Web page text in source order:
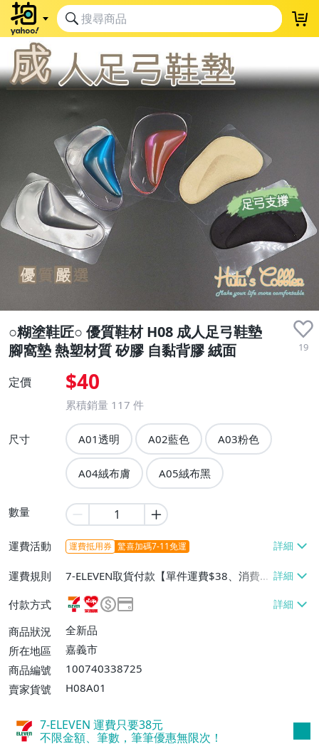
○糊塗鞋匠○ 優質鞋材 H08 成人足弓鞋墊
腳窩墊 熱塑材質 矽膠 自黏背膠 絨面
19
定價 $40
累積銷量 117 件
尺寸 A01透明 A02藍色 A03粉色
A04絨布膚 A05絨布黑
數量
運費活動 運費抵用券 驚喜加碼7-11免運
運費規則
7-ELEVEN取貨付款【單件運費$38、消費滿
$800免運費】、萊爾富取貨付款【單件運
費$60、消費滿$800免運費】、宅配/貨運
【單件運費$70、消費滿$800免運費】、面
交/自取/不寄送【免運費】
付款方式
商品狀況
全新品
所在地區
嘉義市
商品編號
100740338725
賣家貨號
H08A01
7-ELEVEN 運費只要38元
不限金額、筆數，筆筆優惠無限次！